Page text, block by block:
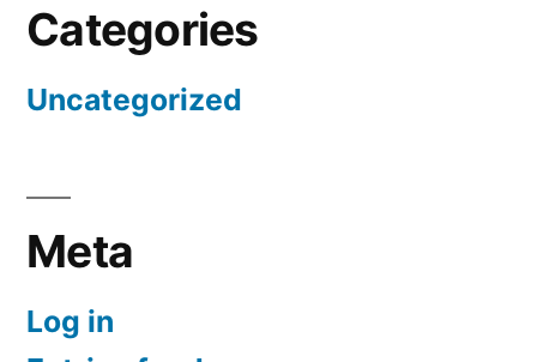
Categories
Uncategorized
Meta
Log in